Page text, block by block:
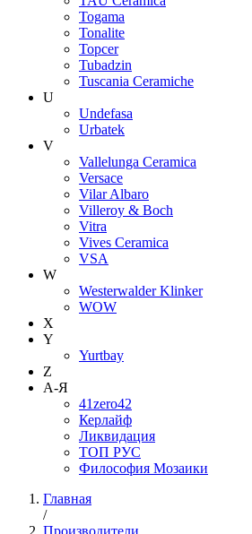
Togama
Tonalite
Topcer
Tubadzin
Tuscania Ceramiche
U
Undefasa
Urbatek
V
Vallelunga Ceramica
Versace
Vilar Albaro
Villeroy & Boch
Vitra
Vives Ceramica
VSA
W
Westerwalder Klinker
WOW
X
Y
Yurtbay
Z
А-Я
41zero42
Керлайф
Ликвидация
ТОП РУС
Философия Мозаики
Главная
/
Производители